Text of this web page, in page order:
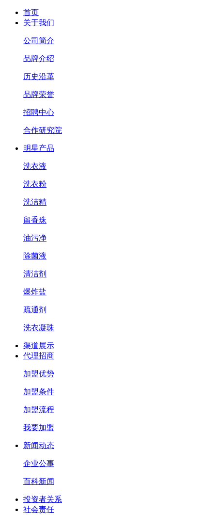
首页
关于我们
公司简介
品牌介绍
历史沿革
品牌荣誉
招聘中心
合作研究院
明星产品
洗衣液
洗衣粉
洗洁精
留香珠
油污净
除菌液
清洁剂
爆炸盐
疏通剂
洗衣凝珠
渠道展示
代理招商
加盟优势
加盟条件
加盟流程
我要加盟
新闻动态
企业公事
百科新闻
投资者关系
社会责任